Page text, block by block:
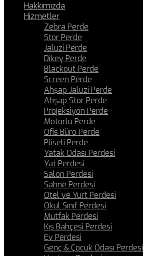
Hakkımızda
Hizmetler
Zebra Perde
Stor Perde
Jaluzi Perde
Dikey Perde
Blackout Perde
Screen Perde
Ahşap Jaluzi Perde
Ahşap Stor Perde
Projeksiyon Perde
Motorlu Perde
Ofis Büro Perde
Pliseli Perde
Yatak Odası Perdesi
Yat Perdesi
Salon Perdesi
Sahne Perdesi
Otel ve Yurt Perdesi
Okul Sınıf Perdesi
Mutfak Perdesi
Kış Bahçesi Perdesi
Ev Perdesi
Genç & Çocuk Odası Perdesi